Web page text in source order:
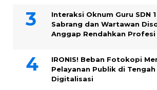
Interaksi Oknum Guru SDN
Sabrang dan Wartawan
Anggap Rendahkan Profesi
IRONIS! Beban Fotokopi
Pelayanan Publik di Tengah
Digitalisasi